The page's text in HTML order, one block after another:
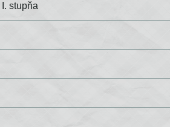
stupňa